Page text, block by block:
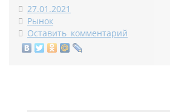
27.01.2021
Рынок
Оставить комментарий